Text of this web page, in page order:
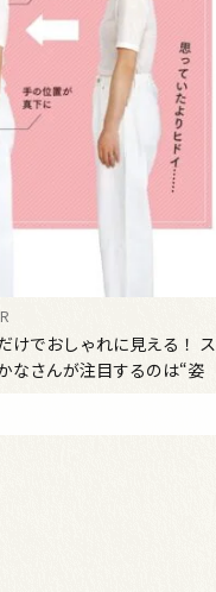
けでおしゃれに見える！ ス
なさんが注目するのは“姿